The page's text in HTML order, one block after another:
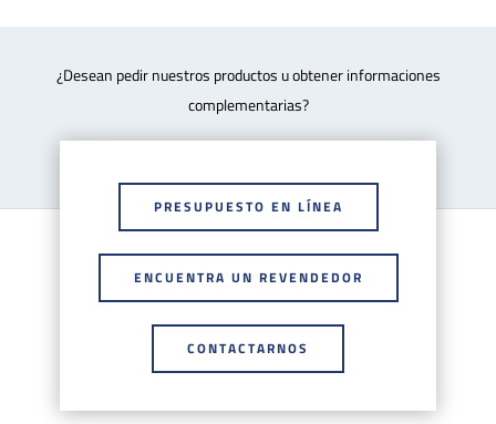
¿Desean pedir nuestros productos u obtener informaciones
complementarias?
PRESUPUESTO EN LÍNEA
ENCUENTRA UN REVENDEDOR
CONTACTARNOS